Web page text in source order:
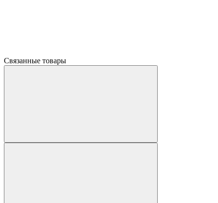
Связанные товары